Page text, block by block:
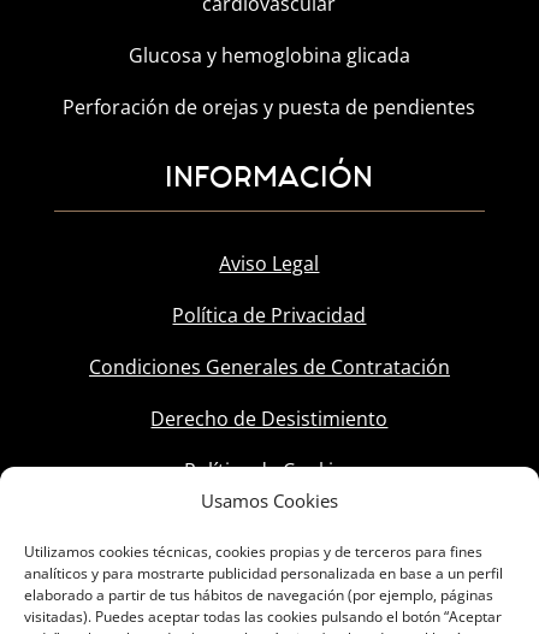
Usamos Cookies
Utilizamos cookies técnicas, cookies propias y de terceros para fines
analíticos y para mostrarte publicidad personalizada en base a un perfil
elaborado a partir de tus hábitos de navegación (por ejemplo, páginas
visitadas). Puedes aceptar todas las cookies pulsando el botón “Aceptar
Glucosa y hemoglobina glicada
Perforación de orejas y puesta de pendientes
INFORMACIÓN
Aviso Legal
Política de Privacidad
Condiciones Generales de Contratación
Derecho de Desistimiento
Política de Cookies